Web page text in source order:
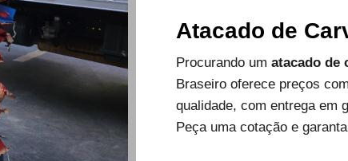
Atacado de
Procurando um atacado de
Braseiro oferece preços
qualidade, com entrega em
Peça uma cotação e